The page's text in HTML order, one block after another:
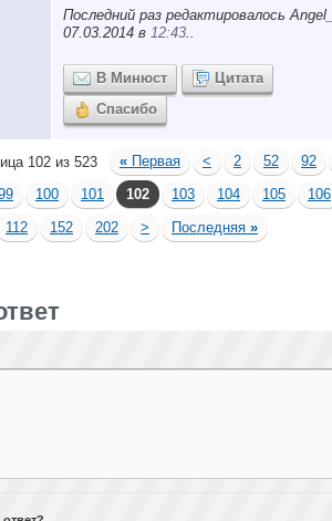
Последний раз редактировалось
07.03.2014 в 12:43..
В Минюст
Цитата
Спасибо
102 из 523 « Первая < 2 52
92
100 101 102 103 104 105
106
112 152 202 > Последняя »